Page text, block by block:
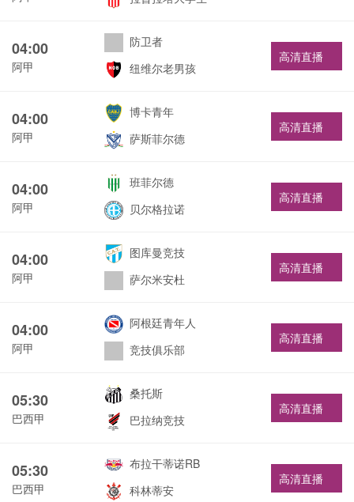
04:00
阿甲
防卫者
纽维尔老男孩
高清直播
04:00
阿甲
博卡青年
萨斯菲尔德
高清直播
04:00
阿甲
班菲尔德
贝尔格拉诺
高清直播
04:00
阿甲
图库曼竞技
萨尔米安杜
高清直播
04:00
阿甲
阿根廷青年人
竞技俱乐部
高清直播
05:30
巴西甲
桑托斯
巴拉纳竞技
高清直播
05:30
巴西甲
布拉干蒂诺RB
科林蒂安
高清直播